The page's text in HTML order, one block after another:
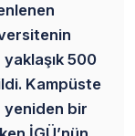
500
Kampüste
yeniden bir